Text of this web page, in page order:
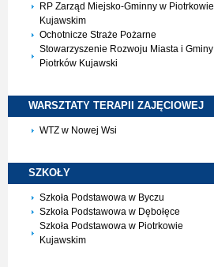
RP Zarząd Miejsko-Gminny w Piotrkowie
Kujawskim
Ochotnicze Straże Pożarne
Stowarzyszenie Rozwoju Miasta i Gminy
Piotrków Kujawski
WARSZTATY TERAPII ZAJĘCIOWEJ
WTZ w Nowej Wsi
SZKOŁY
Szkoła Podstawowa w Byczu
Szkoła Podstawowa w Dębołęce
Szkoła Podstawowa w Piotrkowie
Kujawskim